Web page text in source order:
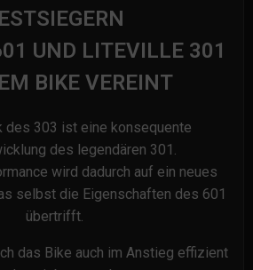
UND LITEVILLE 301
BIKE VEREINT
des 303 ist eine konsequente
des legendären 301.
wird dadurch auf ein neues
selbst die Eigenschaften des 601
übertrifft.
das Bike auch im Anstieg effizient